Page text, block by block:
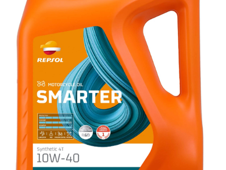
Accesorii spalare si uscare
Intretinere motor
Curatare generala
Restaurare faruri
Spalare si detailing rapid
Decontaminare vopsea
Intretinere vopsea
Dressing exterior
Abrazive
Intretinere moto
Intretinere barci
Recipiente si pulverizatoare